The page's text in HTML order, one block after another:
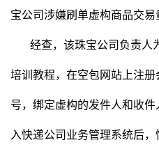
宝公司涉嫌刷单虚构商品交易
经查，该珠宝公司负责人
培训教程，在空包网站上注
号，绑定虚构的发件人和收
入快递公司业务管理系统后